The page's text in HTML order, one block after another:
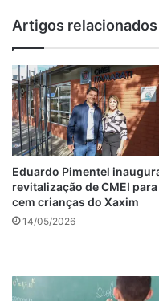
Artigos relacionados
Eduardo Pimentel
revitalização de CMEI para
cem crianças do Xaxim
14/05/2026